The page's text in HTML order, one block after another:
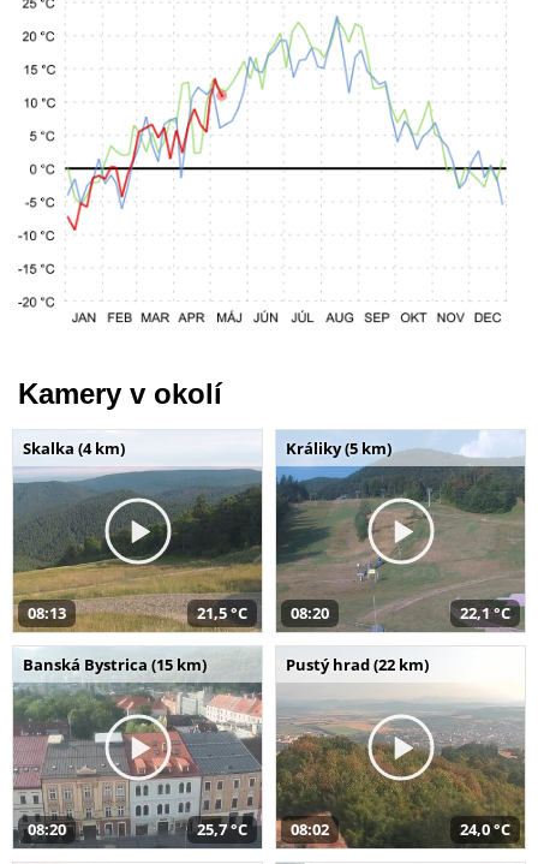
Kamery v okolí
Skalka (4 km)
08:13 21,5 °C
Králiky (5 km)
08:20 22,1 °C
Banská Bystrica (15 km)
08:20 25,7 °C
Pustý hrad (22 km)
08:02 24,0 °C